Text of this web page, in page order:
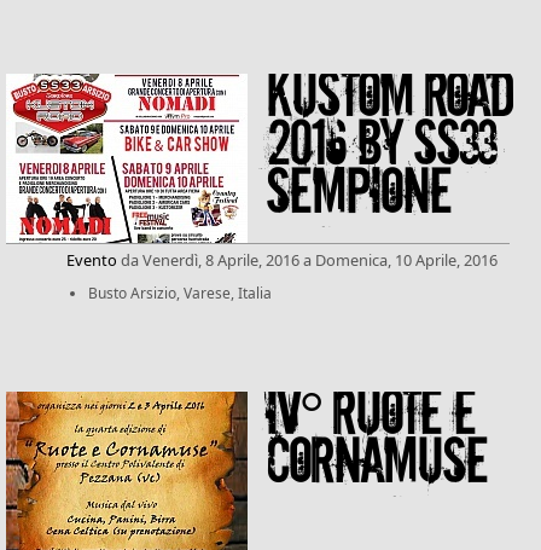
Kustom Road
2016 BY SS33
SEMPIONE
Evento da Venerdì, 8 Aprile, 2016a Domenica, 10 Aprile, 2016
Busto Arsizio, Varese, Italia
IV° RUOTE E
CORNAMUSE